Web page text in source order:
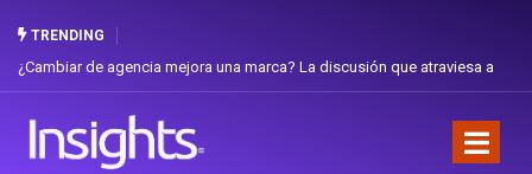
TRENDING
de agencia mejora una marca? La discusión que atraviesa a
Gabriela